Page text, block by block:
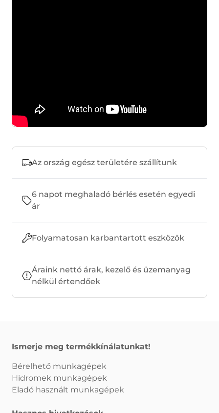
Az ország egész területére szállítunk
6 napot meghaladó bérlés esetén egyedi
ár
Folyamatosan karbantartott eszközök
Áraink nettó árak, kezelő és üzemanyag
nélkül értendőek
Ismerje meg termékkínálatunkat!
Bérelhető munkagépek
Hidromek munkagépek
Eladó használt munkagépek